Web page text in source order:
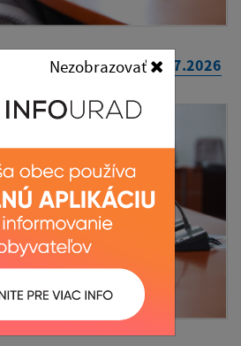
Nezobrazovať
OZ na pondelok 20.07.2026